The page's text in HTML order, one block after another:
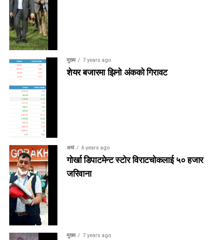
मुख्य 7 years ago
शेयर बजारमा झिनो अंकको गिरावट
अर्थ 6 years ago
गोर्खा डिपाटमेन्ट स्टोर विराटचोकलाई ५० हजार
जरिवाना
मुख्य 7 years ago